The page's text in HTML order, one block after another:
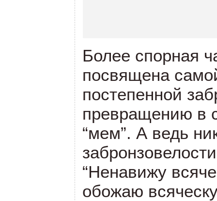
Более спорная
посвящена
постепенной
превращению в
“мем”. А ведь
“Ненавижу
обожаю